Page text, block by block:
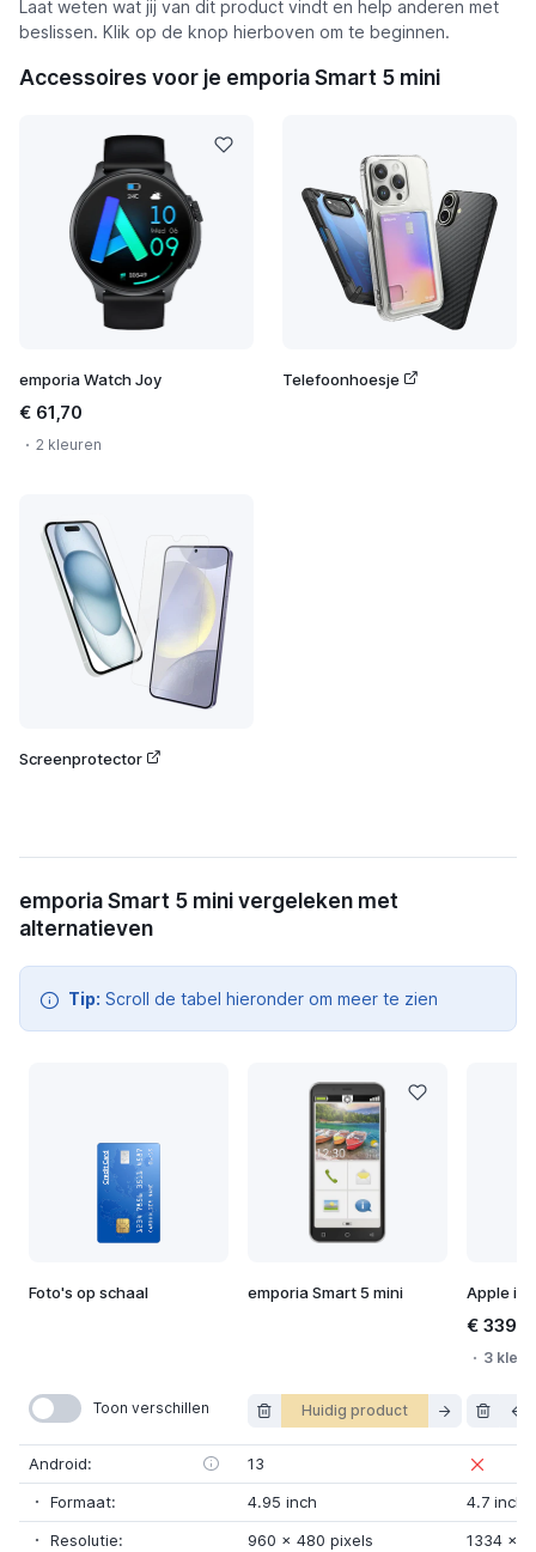
Laat weten wat jij van dit product vindt en help anderen met
beslissen. Klik op de knop hierboven om te beginnen.
Accessoires voor je emporia Smart 5 mini
emporia Watch Joy
€ 61,70
2 kleuren
Telefoonhoesje
Screenprotector
emporia Smart 5 mini vergeleken met
alternatieven
Tip: Scroll de tabel hieronder om meer te zien
Foto's op schaal emporia Smart 5 mini Apple
€
3
Toon verschillen Huidig product
Android:
13
Formaat:
4.95 inch
4.7 inch
Resolutie:
960 x 480 pixels 1334 x